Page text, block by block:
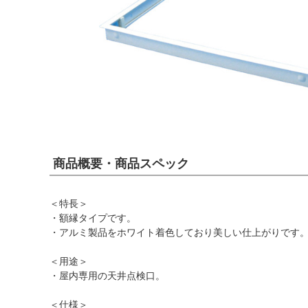
商品概要・商品スペック
＜特長＞
・額縁タイプです。
・アルミ製品をホワイト着色しており美しい仕上がりです
＜用途＞
・屋内専用の天井点検口。
＜仕様＞